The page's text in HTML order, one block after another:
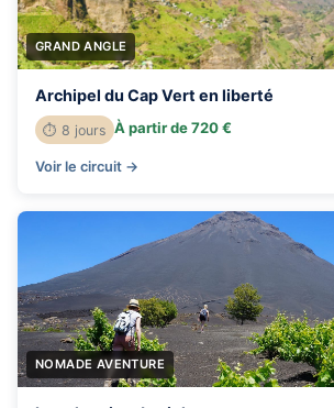
GRAND ANGLE
Archipel du Cap Vert en liberté
⏱ 8 jours À partir de 720 €
Voir le circuit →
NOMADE AVENTURE